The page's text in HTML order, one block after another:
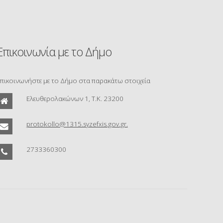
με το Δήμο
με το Δήμο στα παρακάτω στοιχεία
Ελευθερολακώνων 1, Τ.Κ. 23200
protokollo@1315.syzefxis.gov.gr.
2733360300